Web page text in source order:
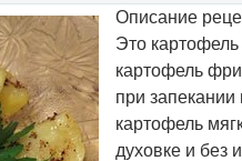
Описание
Это
картофель
при запекании
картофель
духовке и без